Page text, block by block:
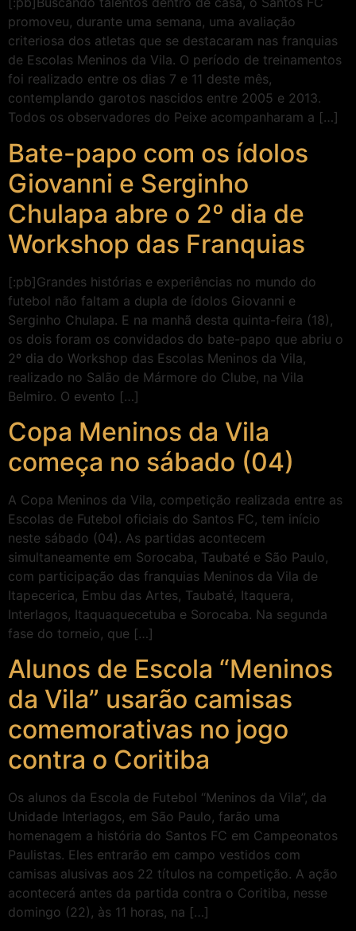
promoveu, durante uma semana, uma avaliação
criteriosa dos atletas que se destacaram nas franquias
de Escolas Meninos da Vila. O período de treinamentos
foi realizado entre os dias 7 e 11 deste mês,
contemplando garotos nascidos entre 2005 e 2013.
Todos os observadores do Peixe acompanharam a […]
Bate-papo com os ídolos
Giovanni e Serginho
Chulapa abre o 2º dia de
Workshop das Franquias
[:pb]Grandes histórias e experiências no mundo do
futebol não faltam a dupla de ídolos Giovanni e
Serginho Chulapa. E na manhã desta quinta-feira (18),
os dois foram os convidados do bate-papo que abriu o
2º dia do Workshop das Escolas Meninos da Vila,
realizado no Salão de Mármore do Clube, na Vila
Belmiro. O evento […]
Copa Meninos da Vila
começa no sábado (04)
A Copa Meninos da Vila, competição realizada entre as
Escolas de Futebol oficiais do Santos FC, tem início
neste sábado (04). As partidas acontecem
simultaneamente em Sorocaba, Taubaté e São Paulo,
com participação das franquias Meninos da Vila de
Itapecerica, Embu das Artes, Taubaté, Itaquera,
Interlagos, Itaquaquecetuba e Sorocaba. Na segunda
fase do torneio, que […]
Alunos de Escola “Meninos
da Vila” usarão camisas
comemorativas no jogo
contra o Coritiba
Os alunos da Escola de Futebol “Meninos da Vila”, da
Unidade Interlagos, em São Paulo, farão uma
homenagem a história do Santos FC em Campeonatos
Paulistas. Eles entrarão em campo vestidos com
camisas alusivas aos 22 títulos na competição. A ação
acontecerá antes da partida contra o Coritiba, nesse
domingo (22), às 11 horas, na […]